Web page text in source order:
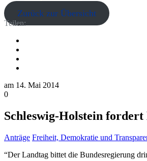
Zurück zur Übersicht
Teilen:
am 14. Mai 2014
0
Schleswig-Holstein
Anträge Freiheit, Demokratie und
“Der Landtag bittet die Bundesregierung